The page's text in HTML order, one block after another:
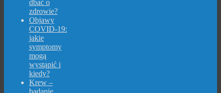
dbać o
zdrowie?
Objawy
COVID-19:
jakie
symptomy
mogą
wystąpić i
kiedy?
Krew –